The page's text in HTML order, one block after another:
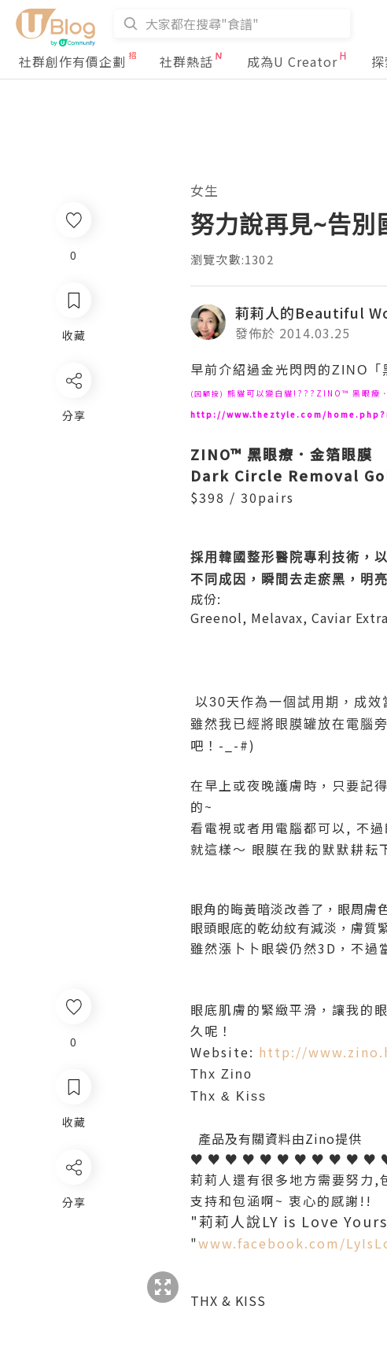
社群創作有價企劃
社群熱話 成為U Creator
0
收藏
分享
女生
努力說再見~告
瀏覽次數:1302
莉莉人的Beautiful
發佈於 2014.03.25
早前介紹過金光閃閃的ZINO「
(回顧按) 熊貓可以變白貓!???ZINO™ 黑眼療
http://www.theztyle.com/
ZINO™ 黑眼療．金箔眼膜
Dark Circle Removal
$398 / 30pairs
採用韓國整形醫院專利技術，
不同成因，瞬間去走瘀黑，明
成份:
Greenol, Melavax, Caviar
以30天作為一個試用期，成效
雖然我已經將眼膜罐放在電腦
吧！-_-#)
在早上或夜晚護膚時，只要記
的~
看電視或者用電腦都可以, 不
就這樣～ 眼膜在我的默默耕耘
眼角的晦黃暗淡改善了，眼周膚
眼頭眼底的乾幼紋有減淡，膚質
雖然漲卜卜眼袋仍然3D，不過
眼底肌膚的緊緻平滑，讓我的
久呢！
Website: http://
Thx Zino
Thx & Kiss
產品及有關資料由Zino提供
♥ ♥ ♥ ♥ ♥ ♥ ♥ ♥ ♥ ♥ ♥
莉莉人還有很多地方需要努力
支持和包涵啊~ 衷心的感謝!!
"莉莉人說LY is Love
"www.facebook.com/
THX & KISS
0
收藏
分享